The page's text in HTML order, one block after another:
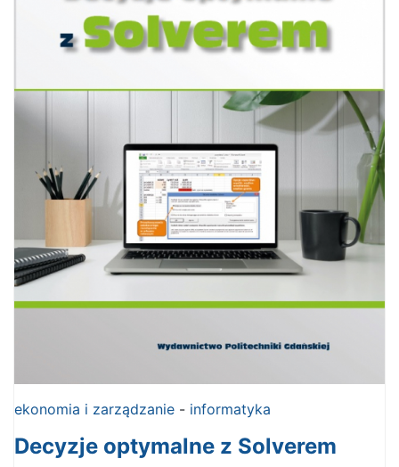
ekonomia i zarządzanie - informatyka
Decyzje optymalne z Solverem